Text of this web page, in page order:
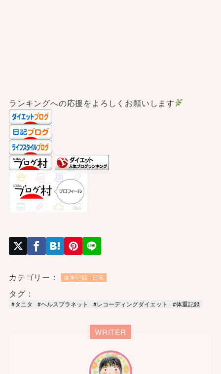
ランキングへの応援をよろしくお願いします
カテゴリー： 体重記録 日常
タグ：
#タニタ #ヘルスプラネット #レコーディングダイエット #体重記録
WRITER